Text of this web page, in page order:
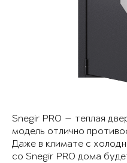
Snegir PRO — теплая
модель отлично
Даже в климате с
со Snegir PRO дома